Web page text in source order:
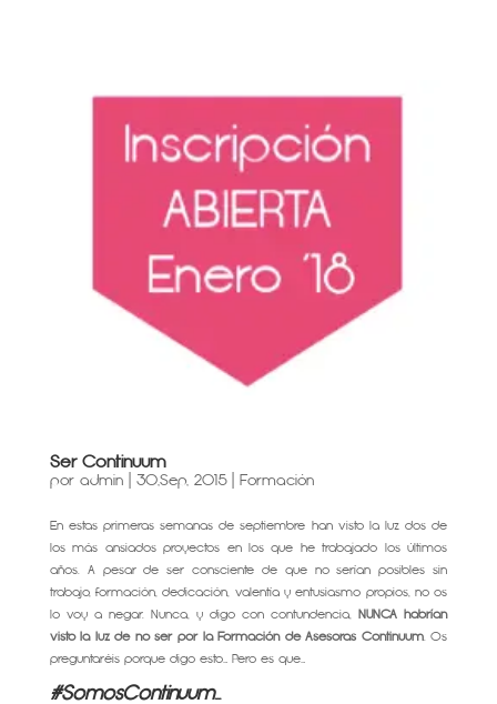
Ser Continuum
por admin| 30,Sep, 2015| Formación
En estas primeras semanas de septiembre han visto la luz dos de
los más ansiados proyectos en los que he trabajado los últimos
años. A pesar de ser consciente de que no serían posibles sin
trabajo, formación, dedicación, valentía y entusiasmo propios, no os
lo voy a negar. Nunca, y digo con contundencia,NUNCA habrían
visto la luz de no ser por la Formación de Asesoras Continuum. Os
preguntaréis porque digo esto… Pero es que…
#SomosContinuum…